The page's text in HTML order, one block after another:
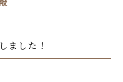
ました！